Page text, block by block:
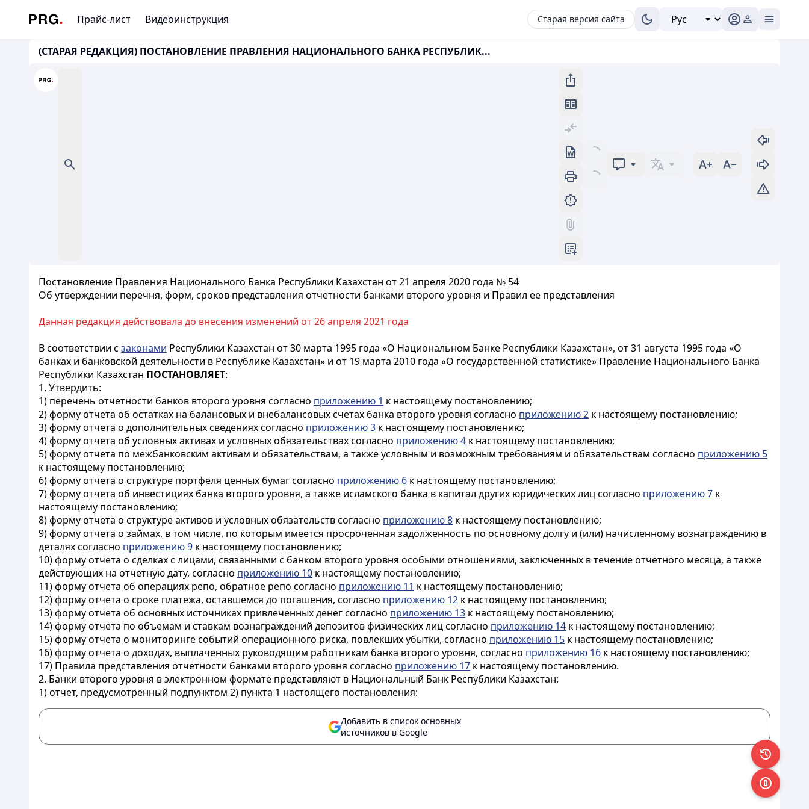
Прайс-лист Видеоинструкция Старая версия сайта
(СТАРАЯ РЕДАКЦИЯ) ПОСТАНОВЛЕНИЕ ПРАВЛЕНИЯ НАЦИОНАЛЬНОГО БАНКА РЕСПУБЛИК...
Постановление Правления Национального Банка Республики Казахстан от 21 апреля 2020 года № 54
Об утверждении перечня, форм, сроков представления отчетности банками второго уровня и Правил ее представления
Данная редакция действовала до внесения изменений от 26 апреля 2021 года
В соответствии с законами Республики Казахстан от 30 марта 1995 года «О Национальном Банке Республики Казахстан», от 31 августа 1995 года «О
банках и банковской деятельности в Республике Казахстан» и от 19 марта 2010 года «О государственной статистике» Правление Национального Банка
Республики Казахстан ПОСТАНОВЛЯЕТ:
1. Утвердить:
1) перечень отчетности банков второго уровня согласно приложению 1 к настоящему постановлению;
2) форму отчета об остатках на балансовых и внебалансовых счетах банка второго уровня согласно приложению 2 к настоящему постановлению;
3) форму отчета о дополнительных сведениях согласно приложению 3 к настоящему постановлению;
4) форму отчета об условных активах и условных обязательствах согласно приложению 4 к настоящему постановлению;
5) форму отчета по межбанковским активам и обязательствам, а также условным и возможным требованиям и обязательствам согласно приложению 5
к настоящему постановлению;
6) форму отчета о структуре портфеля ценных бумаг согласно приложению 6 к настоящему постановлению;
7) форму отчета об инвестициях банка второго уровня, а также исламского банка в капитал других юридических лиц согласно приложению 7 к
настоящему постановлению;
8) форму отчета о структуре активов и условных обязательств согласно приложению 8 к настоящему постановлению;
9) форму отчета о займах, в том числе, по которым имеется просроченная задолженность по основному долгу и (или) начисленному вознаграждению в
деталях согласно приложению 9 к настоящему постановлению;
10) форму отчета о сделках с лицами, связанными с банком второго уровня особыми отношениями, заключенных в течение отчетного месяца, а также
действующих на отчетную дату, согласно приложению 10 к настоящему постановлению;
11) форму отчета об операциях репо, обратное репо согласно приложению 11 к настоящему постановлению;
12) форму отчета о сроке платежа, оставшемся до погашения, согласно приложению 12 к настоящему постановлению;
13) форму отчета об основных источниках привлеченных денег согласно приложению 13 к настоящему постановлению;
14) форму отчета по объемам и ставкам вознаграждений депозитов физических лиц согласно приложению 14 к настоящему постановлению;
15) форму отчета о мониторинге событий операционного риска, повлекших убытки, согласно приложению 15 к настоящему постановлению;
16) форму отчета о доходах, выплаченных руководящим работникам банка второго уровня, согласно приложению 16 к настоящему постановлению;
17) Правила представления отчетности банками второго уровня согласно приложению 17 к настоящему постановлению.
2. Банки второго уровня в электронном формате представляют в Национальный Банк Республики Казахстан:
1) отчет, предусмотренный подпунктом 2) пункта 1 настоящего постановления:
Добавить в список основных
источников в Google